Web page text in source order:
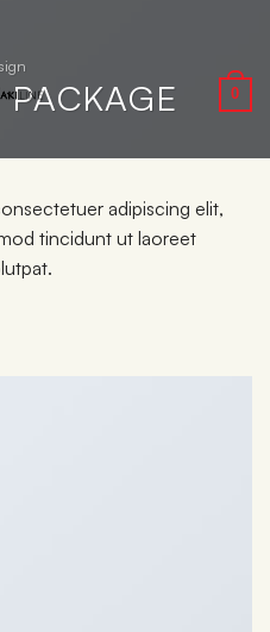
0
adipiscing elit,
tincidunt ut laoreet